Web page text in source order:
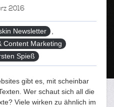
2016
Newsletter
,
Content Marketing
Spieß
gibt es, mit scheinbar
Wer schaut sich all die
Viele wirken zu ähnlich im